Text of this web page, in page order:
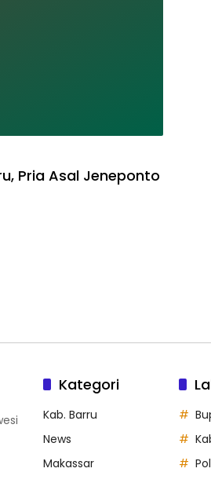
Pria Asal Jeneponto
Kategori
Kab. Barru
News
Makassar